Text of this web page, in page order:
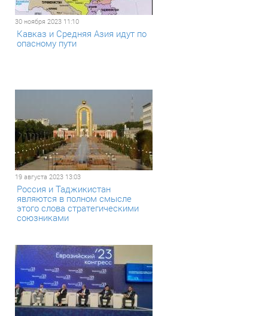
30 ноября 2023 11:10
Кавказ и Средняя Азия идут по
опасному пути
19 августа 2023 13:03
Россия и Таджикистан
являются в полном смысле
этого слова стратегическими
союзниками